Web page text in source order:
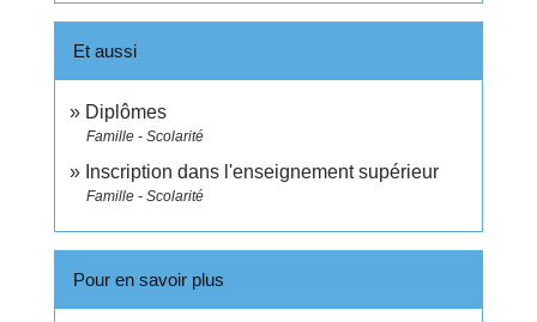
Et aussi
Diplômes
Famille - Scolarité
Inscription dans l'enseignement supérieur
Famille - Scolarité
Pour en savoir plus